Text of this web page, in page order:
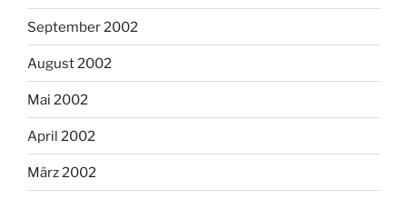
September 2002
August 2002
Mai 2002
April 2002
März 2002